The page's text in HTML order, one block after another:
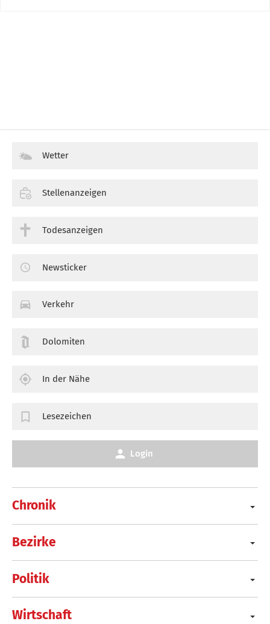
Chronik
Bezirke
Politik
Wirtschaft
Wetter
Stellenanzeigen
Todesanzeigen
Newsticker
Verkehr
Dolomiten
In der Nähe
Lesezeichen
Login